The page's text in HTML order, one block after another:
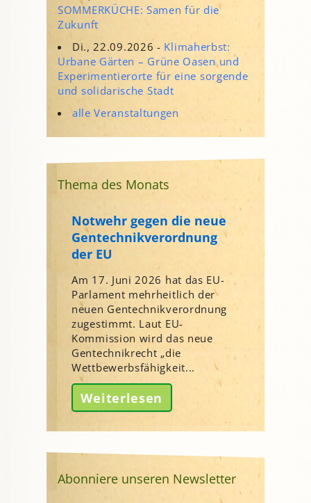
SOMMERKÜCHE: Samen für die
Zukunft
Di., 22.09.2026 - Klimaherbst:
Urbane Gärten – Grüne Oasen und
Experimentierorte für eine sorgende
und solidarische Stadt
alle Veranstaltungen
Thema des Monats
Notwehr gegen die neue
Gentechnikverordnung
der EU
Am 17. Juni 2026 hat das EU-
Parlament mehrheitlich der
neuen Gentechnikverordnung
zugestimmt. Laut EU-
Kommission wird das neue
Gentechnikrecht „die
Wettbewerbsfähigkeit...
Weiterlesen
Abonniere unseren Newsletter